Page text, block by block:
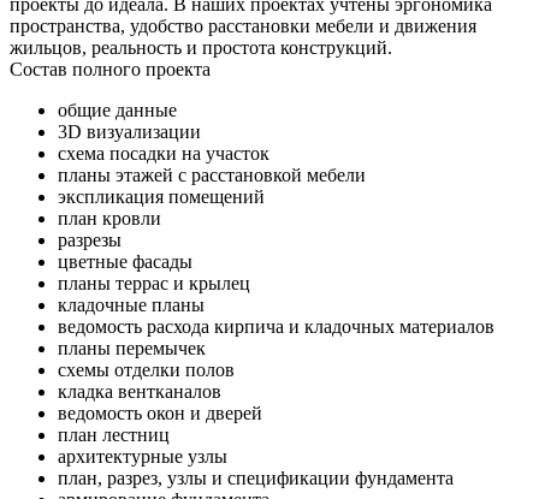
пространства, удобство расстановки мебели и движения
жильцов, реальность и простота конструкций.
Состав полного проекта
общие данные
3D визуализации
схема посадки на участок
планы этажей с расстановкой мебели
экспликация помещений
план кровли
разрезы
цветные фасады
планы террас и крылец
кладочные планы
ведомость расхода кирпича и кладочных материалов
планы перемычек
схемы отделки полов
кладка вентканалов
ведомость окон и дверей
план лестниц
архитектурные узлы
план, разрез, узлы и спецификации фундамента